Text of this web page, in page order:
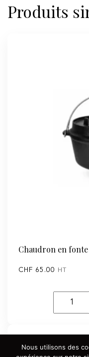
Produits
Chaudron en fonte
CHF 65.00 HT
quantité
de
fonte
Nous utilisons des